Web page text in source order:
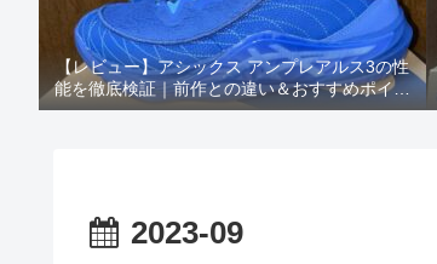
【レビュー】アシックス アンプレアルス3の性
能を徹底検証｜前作との違い＆おすすめポイン
トまとめ
2023-09